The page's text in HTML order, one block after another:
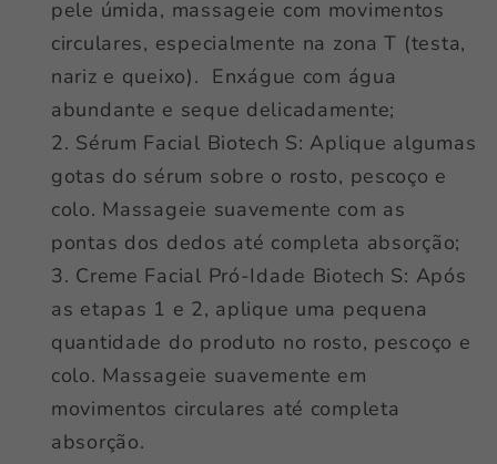
pele úmida, massageie com movimentos
circulares, especialmente na zona T (testa,
nariz e queixo). Enxágue com água
abundante e seque delicadamente;
Sérum Facial Biotech S: Aplique algumas
gotas do sérum sobre o rosto, pescoço e
colo. Massageie suavemente com as
pontas dos dedos até completa absorção;
Creme Facial Pró-Idade Biotech S: Após
as etapas 1 e 2, aplique uma pequena
quantidade do produto no rosto, pescoço e
colo. Massageie suavemente em
movimentos circulares até completa
absorção.